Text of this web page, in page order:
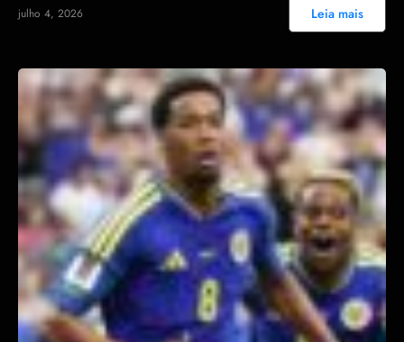
julho 4, 2026 Leia mais